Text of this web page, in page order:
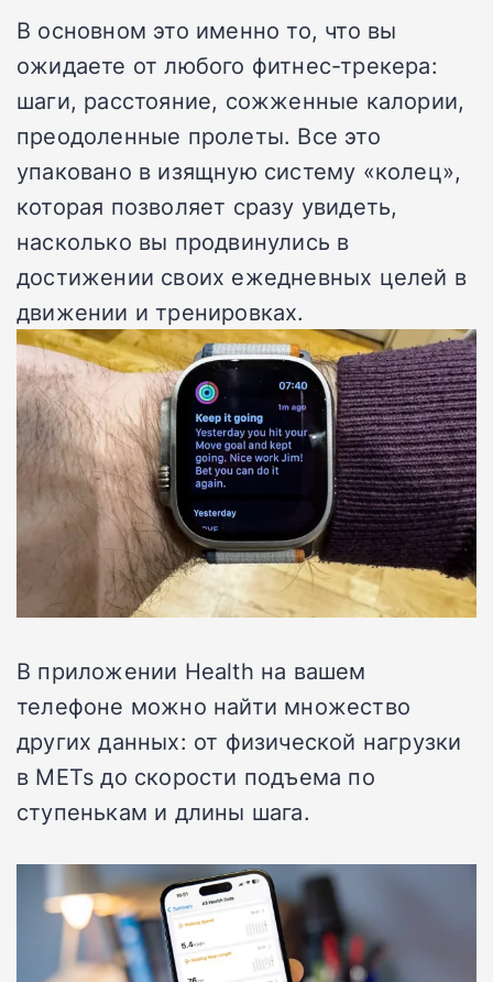
В основном это именно то, что вы
ожидаете от любого фитнес-трекера:
шаги, расстояние, сожженные калории,
преодоленные пролеты. Все это
упаковано в изящную систему «колец»,
которая позволяет сразу увидеть,
насколько вы продвинулись в
достижении своих ежедневных целей в
движении и тренировках.
В приложении Health на вашем
телефоне можно найти множество
других данных: от физической нагрузки
в METs до скорости подъема по
ступенькам и длины шага.